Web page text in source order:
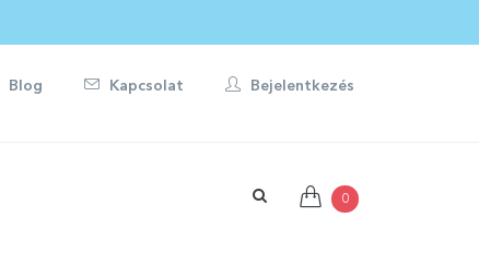
Blog Kapcsolat Bejelentkezés
0